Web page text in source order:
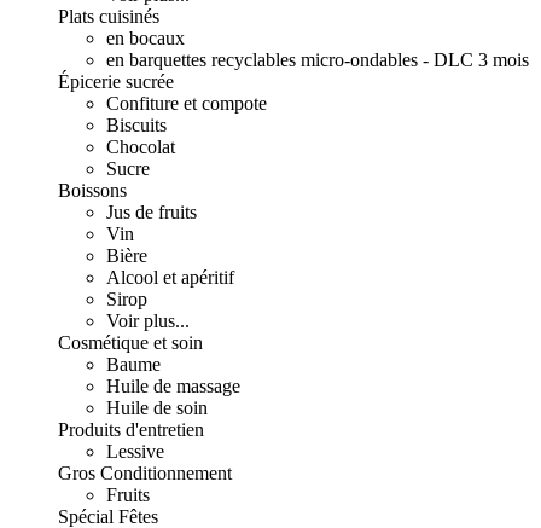
Plats cuisinés
en bocaux
en barquettes recyclables micro-ondables - DLC 3 mois
Épicerie sucrée
Confiture et compote
Biscuits
Chocolat
Sucre
Boissons
Jus de fruits
Vin
Bière
Alcool et apéritif
Sirop
Voir plus...
Cosmétique et soin
Baume
Huile de massage
Huile de soin
Produits d'entretien
Lessive
Gros Conditionnement
Fruits
Spécial Fêtes